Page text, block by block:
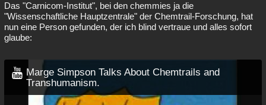
Das "Carnicom-Institut", bei den chemmies ja die
"Wissenschaftliche Hauptzentrale" der Chemtrail-Forschung, hat
nun eine Person gefunden, der ich blind vertraue und alles sofort
glaube:
Marge Simpson Talks About Chemtrails and
Transhumanism.